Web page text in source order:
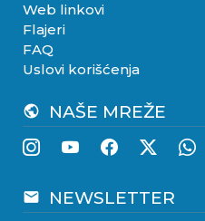
Web linkovi
Flajeri
FAQ
Uslovi korišćenja
public NAŠE MREŽE
email NEWSLETTER